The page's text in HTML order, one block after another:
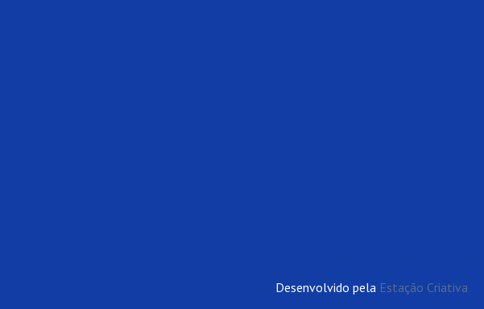
Desenvolvido pela Estação Criativa